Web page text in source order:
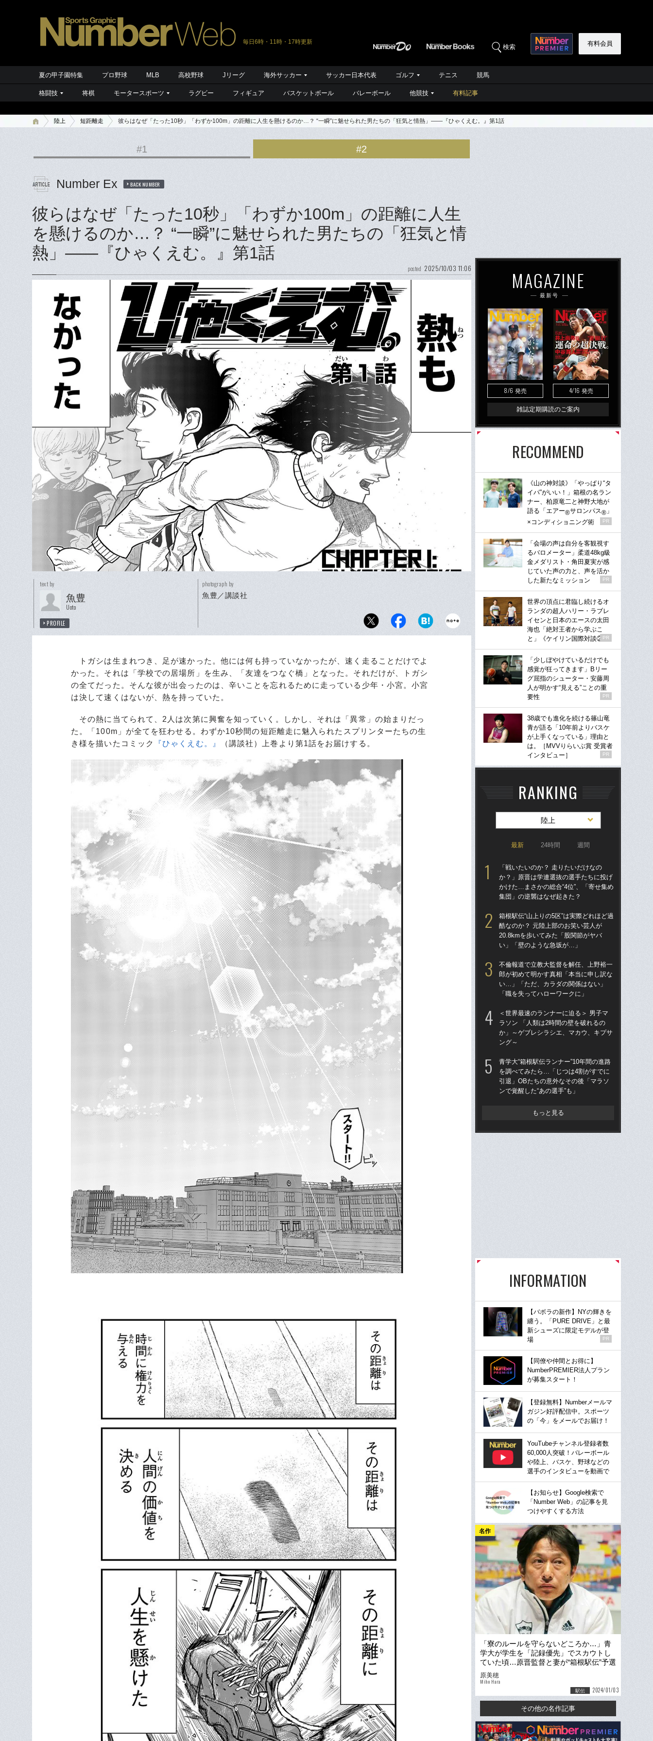
毎日6時・11時・17時更新
検索 有料会員
夏の甲子園特集 プロ野球 MLB 高校野球 Jリーグ 海外サッカー サッカー日本代表 ゴルフ テニス 競馬
格闘技 将棋 モータースポーツ ラグビー フィギュア バスケットボール バレーボール 他競技 有料記事
陸上 短距離走 彼らはなぜ「たった10秒」「わずか100m」の距離に人生を懸けるのか…？ “一瞬”に魅せられた男たちの「狂気と情熱」――『ひゃくえむ。』第1話
#1 #2
Number Ex BACK NUMBER
彼らはなぜ「たった10秒」「わずか100m」の距離に人生
を懸けるのか…？ “一瞬”に魅せられた男たちの「狂気と情
熱」――『ひゃくえむ。』第1話
posted 2025/10/03 11:06
text by
魚豊
Uoto
PROFILE
photograph by
魚豊／講談社
トガシは生まれつき、足が速かった。他には何も持っていなかったが、速く走ることだけでよ
かった。それは「学校での居場所」を生み、「友達をつなぐ橋」となった。それだけが、トガシ
の全てだった。そんな彼が出会ったのは、辛いことを忘れるために走っている少年・小宮。小宮
は決して速くはないが、熱を持っていた。
その熱に当てられて、2人は次第に興奮を知っていく。しかし、それは「異常」の始まりだっ
た。「100m」が全てを狂わせる。わずか10秒間の短距離走に魅入られたスプリンターたちの生
き様を描いたコミック
『ひゃくえむ。』 （講談社）上巻より第1話をお届けする。
MAGAZINE
最新号
8/6 発売 4/16 発売
雑誌定期購読のご案内
RECOMMEND
《山の神対談》「やっぱり“タ
イパ”がいい！」箱根の名ラン
ナー、柏原竜二と神野大地が
語る「エアー®サロンパス® 」
×コンディショニング術
PR
「会場の声は自分を客観視す
るバロメーター」柔道48kg級
金メダリスト・角田夏実が感
じていた声の力と、声を活か
した新たなミッション
PR
世界の頂点に君臨し続けるオ
ランダの超人ハリー・ラブレ
イセンと日本のエースの太田
海也「絶対王者から学ぶこ
と」《ケイリン国際対談②》
PR
「少しぼやけているだけでも
感覚が狂ってきます」Bリー
グ屈指のシューター・安藤周
人が明かす“見える”ことの重
要性
PR
38歳でも進化を続ける篠山竜
青が語る「10年前よりバスケ
が上手くなっている」理由と
は。［MVVりらいぶ賞 受賞者
インタビュー］
PR
RANKING
陸上
最新 24時間 週間
「戦いたいのか？ 走りたいだけなの
か？」原晋は学連選抜の選手たちに投げ
かけた…まさかの総合“4位”、「寄せ集め
集団」の逆襲はなぜ起きた？
箱根駅伝“山上りの5区”は実際どれほど過
酷なのか？ 元陸上部のお笑い芸人が
20.8kmを歩いてみた「股関節がヤバ
い」「壁のような急坂が…」
不倫報道で立教大監督を解任、上野裕一
郎が初めて明かす真相「本当に申し訳な
い…」「ただ、カラダの関係はない」
「職を失ってハローワークに」
＜世界最速のランナーに迫る＞ 男子マ
ラソン 「人類は2時間の壁を破れるの
か」～ゲブレシラシエ、マカウ、キプサ
ング～
青学大“箱根駅伝ランナー”10年間の進路
を調べてみたら…「じつは4割がすでに
引退」OBたちの意外なその後「マラソ
ンで覚醒した“あの選手”も」
もっと見る
INFORMATION
【バボラの新作】NYの輝きを
纏う。「PURE DRIVE」と最
新シューズに限定モデルが登
場
PR
【同僚や仲間とお得に】
NumberPREMIER法人プラン
が募集スタート！
【登録無料】Numberメールマ
ガジン好評配信中。スポーツ
の「今」をメールでお届け！
YouTubeチャンネル登録者数
60,000人突破！バレーボール
や陸上、バスケ、野球などの
選手のインタビューを動画で
【お知らせ】Google検索で
「Number Web」の記事を見
つけやすくする方法
名作
「寮のルールを守らないどころか…」青
学大が学生を「記録優先」でスカウトし
ていた頃…原晋監督と妻が“箱根駅伝”予選
会惨敗で考えたこと
原美穂
Miho Hara
駅伝 2024/01/03
その他の名作記事